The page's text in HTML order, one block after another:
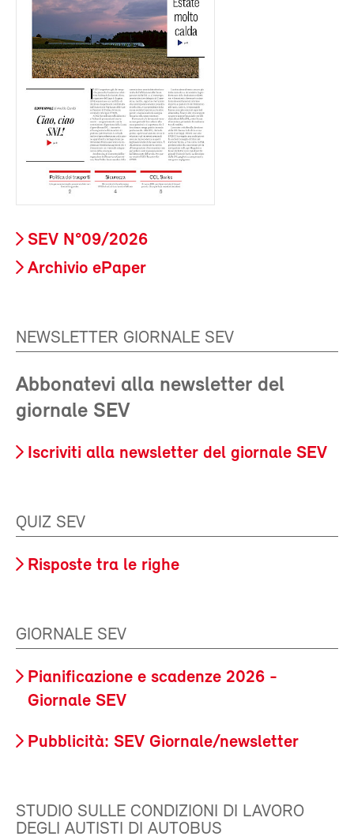
SEV N°09/2026
Archivio ePaper
NEWSLETTER GIORNALE SEV
Abbonatevi alla newsletter del
giornale SEV
Iscriviti alla newsletter del giornale SEV
QUIZ SEV
Risposte tra le righe
GIORNALE SEV
Pianificazione e scadenze 2026 -
Giornale SEV
Pubblicità: SEV Giornale/newsletter
STUDIO SULLE CONDIZIONI DI LAVORO
DEGLI AUTISTI DI AUTOBUS